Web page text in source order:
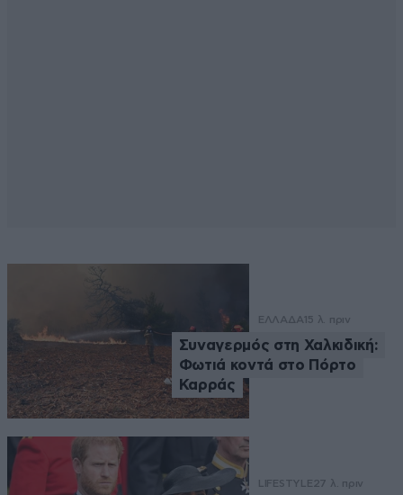
ΕΛΛΑΔΑ 15 λ. πριν
Συναγερμός στη Χαλκιδική:
Φωτιά κοντά στο Πόρτο
Καρράς
LIFESTYLE27 λ. πριν